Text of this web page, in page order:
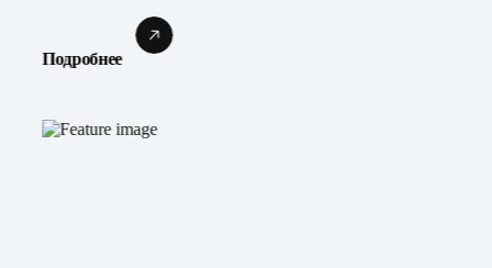
Подробнее